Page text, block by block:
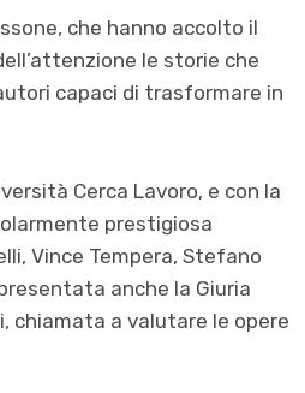
che hanno accolto il
le storie che
capaci di trasformare in
Cerca Lavoro, e con la
prestigiosa
Vince Tempera, Stefano
anche la Giuria
chiamata a valutare le opere